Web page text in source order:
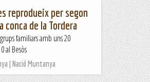
reprodueix per segon
conca de la Tordera
familiars amb uns 20
al Besòs
| Nació Muntanya